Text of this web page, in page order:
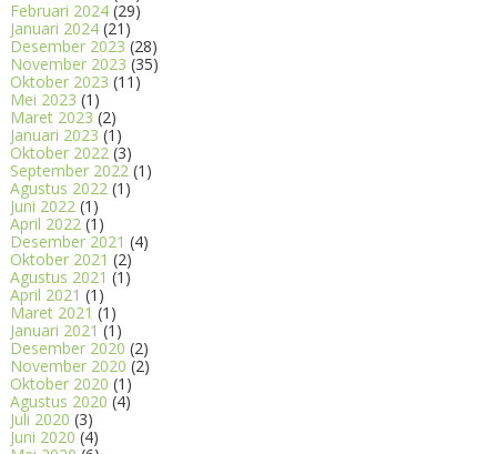
Februari 2024(29)
Januari 2024(21)
Desember 2023 (28)
November 2023 (35)
Oktober 2023 (11)
Mei 2023 (1)
Maret 2023 (2)
Januari 2023 (1)
Oktober 2022(3)
September 2022(1)
Agustus 2022(1)
Juni 2022(1)
April 2022(1)
Desember 2021 (4)
Oktober 2021 (2)
Agustus 2021 (1)
April 2021 (1)
Maret 2021 (1)
Januari 2021 (1)
Desember 2020 (2)
November 2020 (2)
Oktober 2020 (1)
Agustus 2020 (4)
Juli 2020 (3)
Juni 2020 (4)